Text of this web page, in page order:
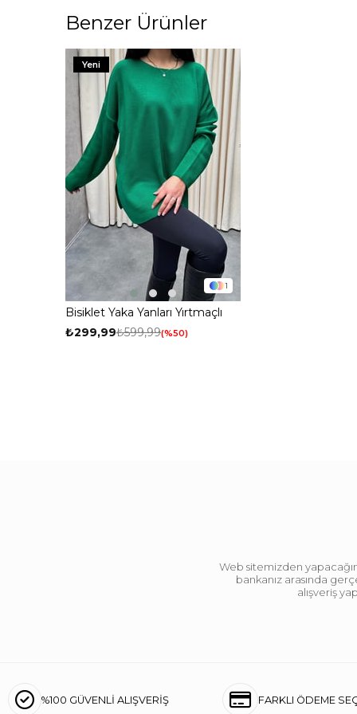
Benzer Ürünler
1
Bisiklet Yaka Yanları Yırtmaçlı
Triko Kazak Yeşil
₺299,99₺599,99 %50
Yeni
Web sitemizden
bankanız arasında
alışveriş
%100 GÜVENLİ ALIŞVERİŞ FARKLI ÖDEME